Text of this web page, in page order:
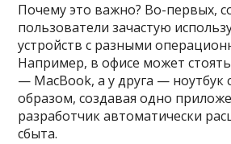
Почему это важно? Во-первых,
пользователи зачастую
устройств с разными
Например, в офисе может
— MacBook, а у друга — ноутбук
образом, создавая одно
разработчик автоматически
сбыта.